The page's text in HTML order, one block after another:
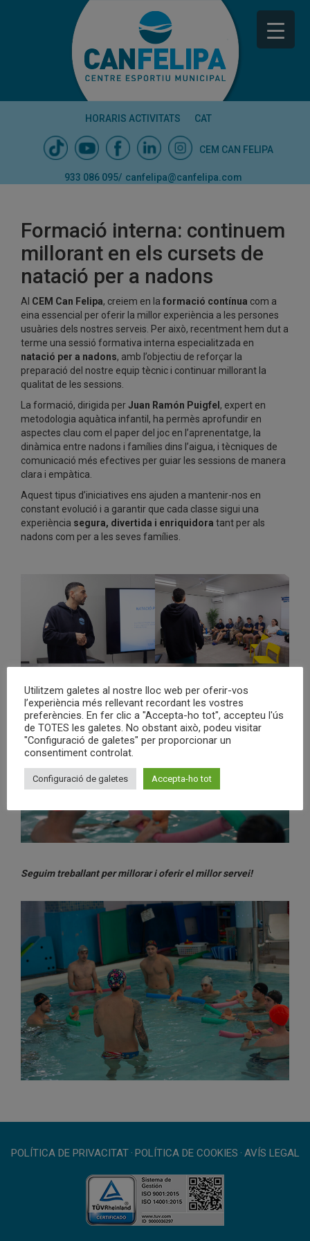
HORARIS ACTIVITATS CAT
CEM CAN FELIPA
933 086 095/ canfelipa@canfelipa.com
Formació interna: continuem
millorant en els cursets de
natació per a nadons
Al CEM Can Felipa, creiem en la formació contínua com a
eina essencial per oferir la millor experiència a les persones
usuàries dels nostres serveis. Per això, recentment hem dut a
terme una sessió formativa interna especialitzada en
natació per a nadons, amb l’objectiu de reforçar la
preparació del nostre equip tècnic i continuar millorant la
qualitat de les sessions.
La formació, dirigida perJuan Ramón Puigfel , expert en
metodologia aquàtica infantil, ha permès aprofundir en
aspectes clau com el paper del joc en l’aprenentatge, la
dinàmica entre nadons i famílies dins l’aigua, i tècniques de
comunicació més efectives per guiar les sessions de manera
clara i empàtica.
Aquest tipus d’iniciatives ens ajuden a mantenir-nos en
constant evolució i a garantir que cada classe sigui una
experiència segura, divertida i enriquidora tant per als
nadons com per a les seves famílies.
Seguim treballant per millorar i oferir el millor servei!
POLÍTICA DE PRIVACITAT · POLÍTICA DE COOKIES · AVÍS LEGAL
Utilitzem galetes al nostre lloc web per oferir-vos
l’experiència més rellevant recordant les vostres
preferències. En fer clic a "Accepta-ho tot", accepteu l'ús
de TOTES les galetes. No obstant això, podeu visitar
"Configuració de galetes" per proporcionar un
consentiment controlat.
Configuració de galetes Accepta-ho tot